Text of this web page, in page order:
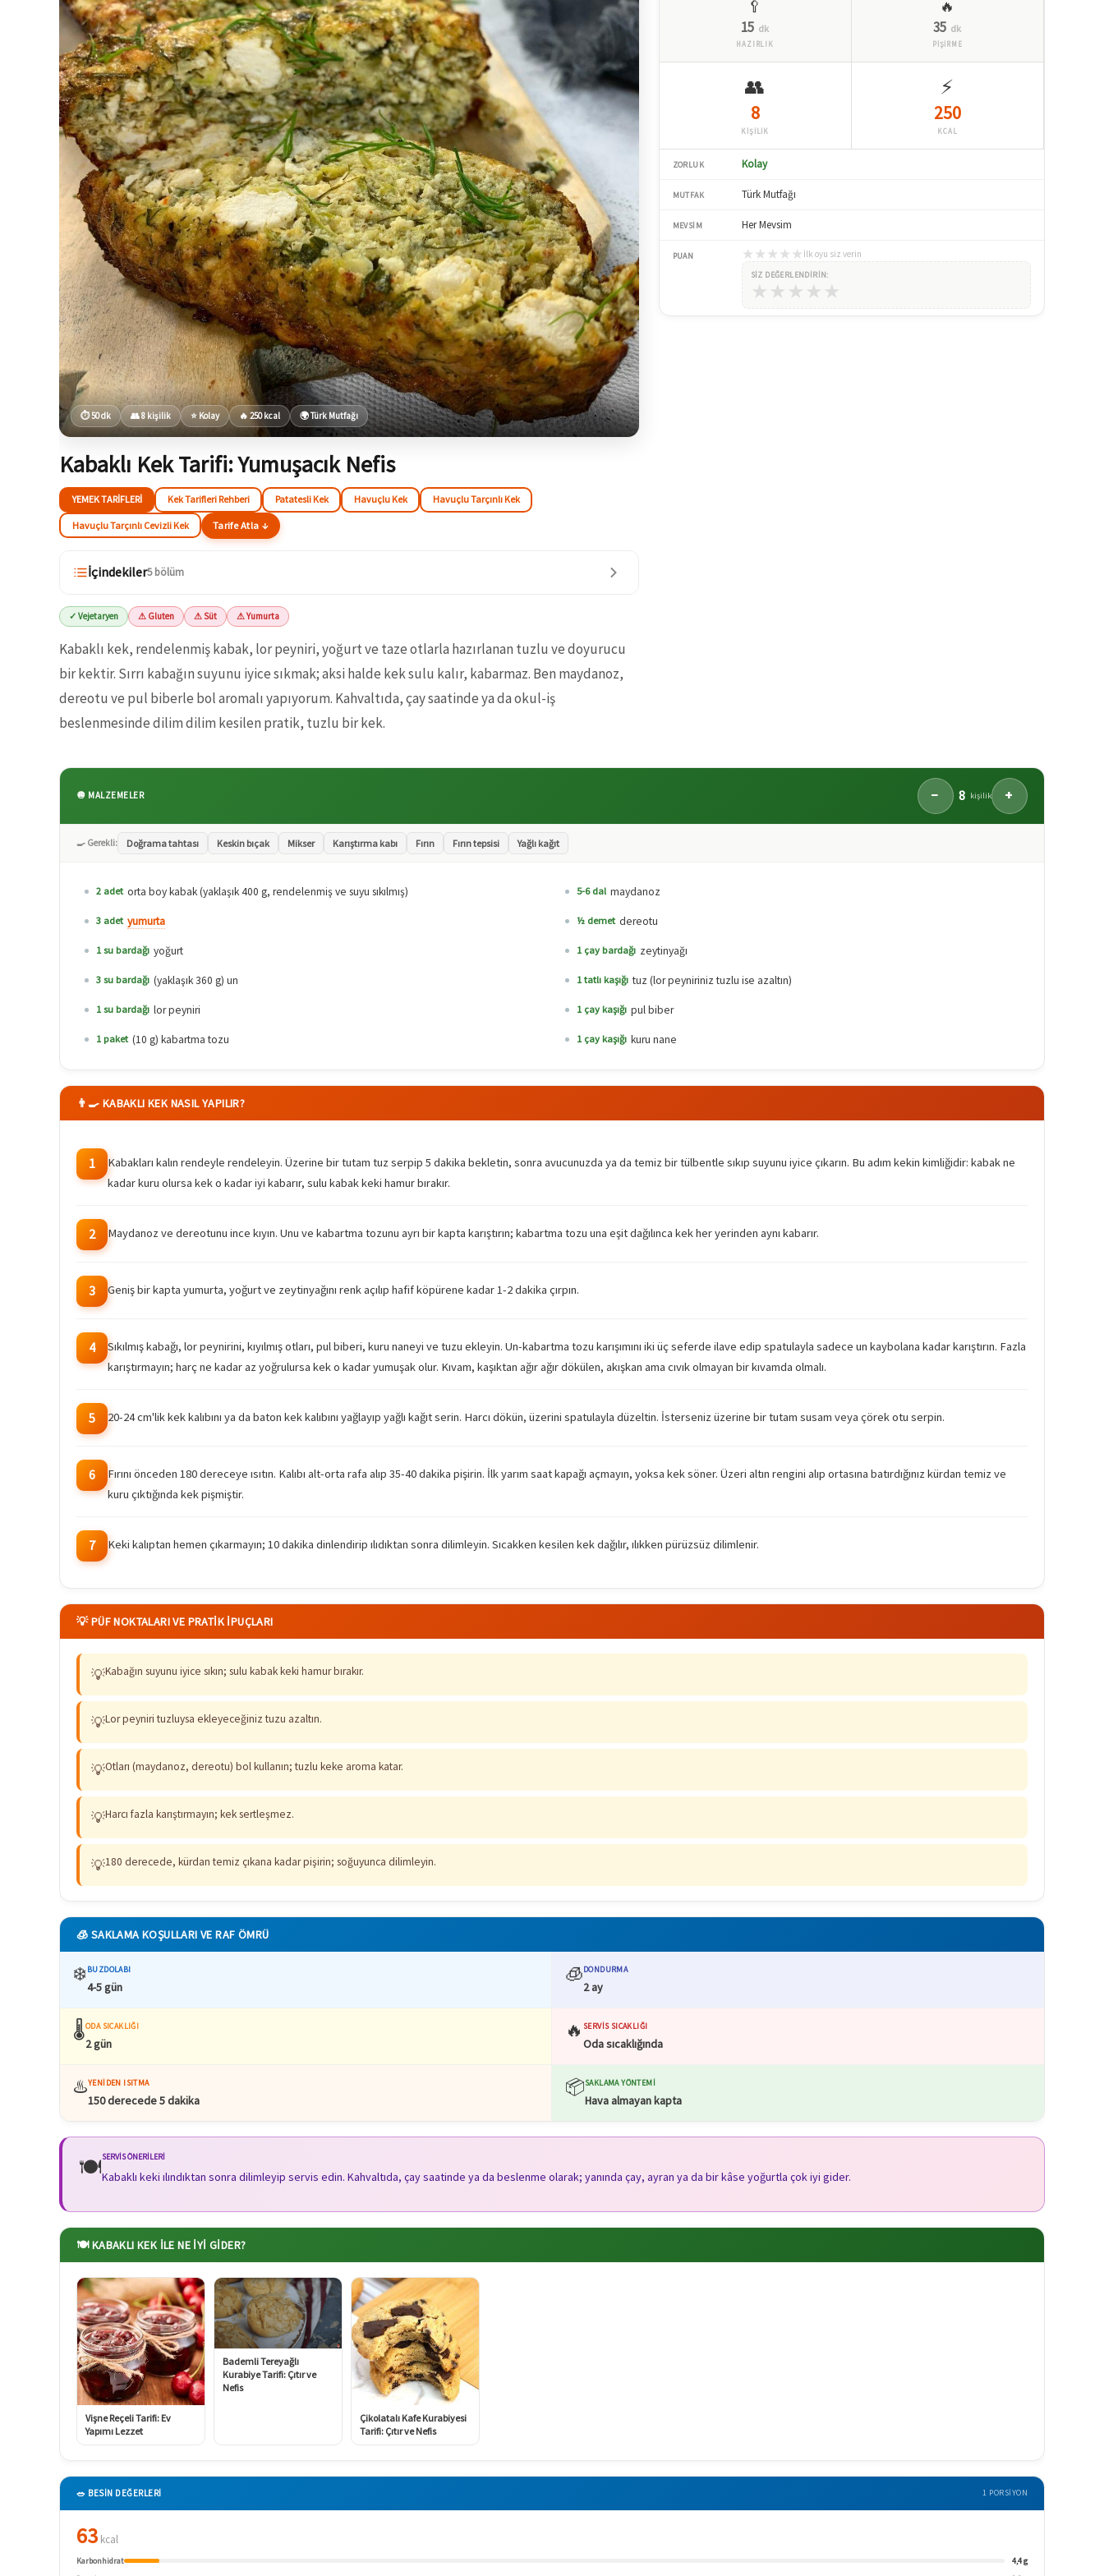
⏱ 50 dk 👥 8 kişilik ⭐ Kolay 🔥 250 kcal 🌍 Türk Mutfağı
Kabaklı Kek Tarifi: Yumuşacık Nefis
YEMEK TARIFLERI Kek Tarifleri Rehberi Patatesli Kek Havuçlu Kek Havuçlu Tarçınlı Kek
Havuçlu Tarçınlı Cevizli Kek Tarife Atla ↓
İçindekiler5 bölüm
✓ Vejetaryen ⚠ Gluten ⚠ Süt ⚠ Yumurta
Kabaklı kek, rendelenmiş kabak, lor peyniri, yoğurt ve taze otlarla hazırlanan tuzlu ve doyurucu
bir kektir. Sırrı kabağın suyunu iyice sıkmak; aksi halde kek sulu kalır, kabarmaz. Ben maydanoz,
dereotu ve pul biberle bol aromalı yapıyorum. Kahvaltıda, çay saatinde ya da okul-iş
beslenmesinde dilim dilim kesilen pratik, tuzlu bir kek.
🥄
15 dk
HAZIRLIK
🔥
35 dk
PİŞİRME
👥
8
KİŞİLİK
⚡
250
KCAL
ZORLUK Kolay
MUTFAK Türk Mutfağı
MEVSIM Her Mevsim
PUAN ★ ★ ★ ★ ★ İlk oyu siz verin
SIZ DEĞERLENDIRIN:
★ ★ ★ ★ ★
🧅 MALZEMELER − 8 kişilik +
🍳 Gerekli: Doğrama tahtası Keskin bıçak Mikser Karıştırma kabı Fırın Fırın tepsisi Yağlı kağıt
2 adet orta boy kabak (yaklaşık 400 g, rendelenmiş ve suyu sıkılmış)
3 adet yumurta
1 su bardağı yoğurt
3 su bardağı (yaklaşık 360 g) un
1 su bardağı lor peyniri
1 paket (10 g) kabartma tozu
5-6 dal maydanoz
½ demet dereotu
1 çay bardağı zeytinyağı
1 tatlı kaşığı tuz (lor peyniriniz tuzlu ise azaltın)
1 çay kaşığı pul biber
1 çay kaşığı kuru nane
👨‍🍳 KABAKLI KEK NASIL YAPILIR?
1
Kabakları kalın rendeyle rendeleyin. Üzerine bir tutam tuz serpip 5 dakika bekletin, sonra avucunuzda ya da temiz bir tülbentle sıkıp suyunu iyice çıkarın. Bu adım kekin kimliğidir: kabak ne
kadar kuru olursa kek o kadar iyi kabarır, sulu kabak keki hamur bırakır.
2 Maydanoz ve dereotunu ince kıyın. Unu ve kabartma tozunu ayrı bir kapta karıştırın; kabartma tozu una eşit dağılınca kek her yerinden aynı kabarır.
3 Geniş bir kapta yumurta, yoğurt ve zeytinyağını renk açılıp hafif köpürene kadar 1-2 dakika çırpın.
4
Sıkılmış kabağı, lor peynirini, kıyılmış otları, pul biberi, kuru naneyi ve tuzu ekleyin. Un-kabartma tozu karışımını iki üç seferde ilave edip spatulayla sadece un kaybolana kadar karıştırın. Fazla
karıştırmayın; harç ne kadar az yoğrulursa kek o kadar yumuşak olur. Kıvam, kaşıktan ağır ağır dökülen, akışkan ama cıvık olmayan bir kıvamda olmalı.
5 20-24 cm'lik kek kalıbını ya da baton kek kalıbını yağlayıp yağlı kağıt serin. Harcı dökün, üzerini spatulayla düzeltin. İsterseniz üzerine bir tutam susam veya çörek otu serpin.
6
Fırını önceden 180 dereceye ısıtın. Kalıbı alt-orta rafa alıp 35-40 dakika pişirin. İlk yarım saat kapağı açmayın, yoksa kek söner. Üzeri altın rengini alıp ortasına batırdığınız kürdan temiz ve
kuru çıktığında kek pişmiştir.
7 Keki kalıptan hemen çıkarmayın; 10 dakika dinlendirip ılıdıktan sonra dilimleyin. Sıcakken kesilen kek dağılır, ılıkken pürüzsüz dilimlenir.
💡 PÜF NOKTALARI VE PRATIK İPUÇLARI
💡Kabağın suyunu iyice sıkın; sulu kabak keki hamur bırakır.
💡Lor peyniri tuzluysa ekleyeceğiniz tuzu azaltın.
💡Otları (maydanoz, dereotu) bol kullanın; tuzlu keke aroma katar.
💡Harcı fazla karıştırmayın; kek sertleşmez.
💡180 derecede, kürdan temiz çıkana kadar pişirin; soğuyunca dilimleyin.
🧊 SAKLAMA KOŞULLARI VE RAF ÖMRÜ
❄️BUZDOLABI
4-5 gün
🧊DONDURMA
2 ay
🌡️ODA SICAKLIĞI
2 gün
🔥 SERVIS SICAKLIĞI
Oda sıcaklığında
♨️YENIDEN ISITMA
150 derecede 5 dakika
📦SAKLAMA YÖNTEMI
Hava almayan kapta
🍽️SERVIS ÖNERILERI
Kabaklı keki ılındıktan sonra dilimleyip servis edin. Kahvaltıda, çay saatinde ya da beslenme olarak; yanında çay, ayran ya da bir kâse yoğurtla çok iyi gider.
🍽️ KABAKLI KEK ILE NE İYI GIDER?
Vişne Reçeli Tarifi: Ev
Yapımı Lezzet
Bademli Tereyağlı
Kurabiye Tarifi: Çıtır ve
Nefis
Çikolatalı Kafe Kurabiyesi
Tarifi: Çıtır ve Nefis
🥗 BESİN DEĞERLERİ 1 PORSIYON
63 kcal
Karbonhidrat
4,4 g